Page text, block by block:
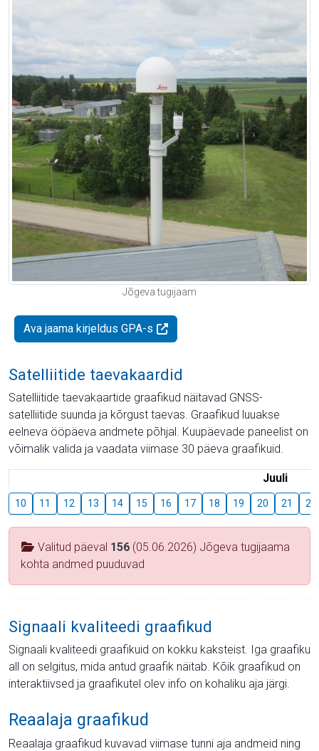
Jõgeva tugijaam
Ava jaama kirjeldus GPA-s
Satelliitide taevakaardid
Satelliitide taevakaartide graafikud näitavad GNSS-
satelliitide suunda ja kõrgust taevas. Graafikud luuakse
eelneva ööpäeva andmete põhjal. Kuupäevade paneelist on
võimalik valida ja vaadata viimase 30 päeva graafikuid.
Juuli
10 11 12 13 14 15 16 17 18 19 20 21 22
Valitud päeval 156 (05.06.2026) Jõgeva tugijaama
kohta andmed puuduvad
Signaali kvaliteedi graafikud
Signaali kvaliteedi graafikuid on kokku kaksteist. Iga graafiku
all on selgitus, mida antud graafik näitab. Kõik graafikud on
interaktiivsed ja graafikutel olev info on kohaliku aja järgi.
Reaalaja graafikud
Reaalaja graafikud kuvavad viimase tunni aja andmeid ning